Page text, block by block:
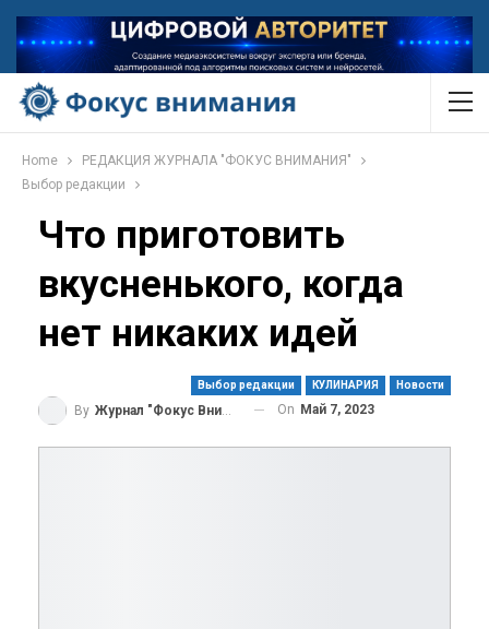
Home
РЕДАКЦИЯ ЖУРНАЛА "ФОКУС ВНИМАНИЯ"
Выбор редакции
Что приготовить
вкусненького, когда
нет никаких идей
Выбор редакции КУЛИНАРИЯ Новости
By Журнал "Фокус Внимания" On Май 7, 2023